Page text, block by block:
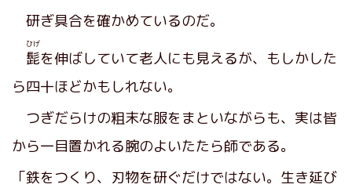
研ぎ具合を確かめているのだ。
髭
ひげ
を伸ばしていて老人にも見えるが、もしかした
ら四十ほどかもしれない。
つぎだらけの粗末な服をまといながらも、実は皆
から一目置かれる腕のよいたたら師である。
「鉄をつくり、刃物を研ぐだけではない。生き延び